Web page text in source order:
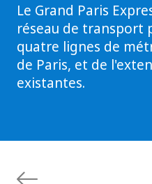
Le Grand Paris
réseau de transport
quatre lignes de
de Paris, et de
existantes.